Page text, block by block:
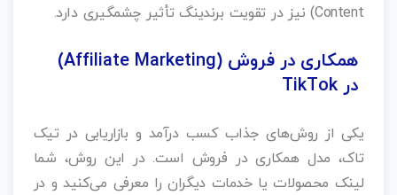
Content) نیز در تقویت برندینگ تأثیر چشمگیری دارد.
همکاری در فروش (Affiliate Marketing)
در TikTok
یکی از روش‌های جذاب کسب درآمد و بازاریابی در تیک
تاک، مدل همکاری در فروش است. در این روش، شما
لینک محصولات یا خدمات دیگران را معرفی می‌کنید و در